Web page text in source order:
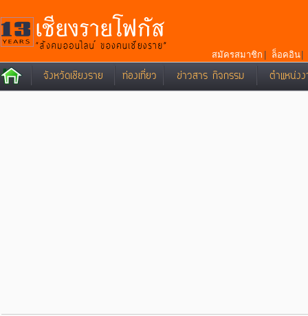
สมัครสมาชิก ล็อคอิน
จังหวัดเชียงราย ท่องเที่ยว ข่าวสาร กิจกรรม ตำแหน่ง